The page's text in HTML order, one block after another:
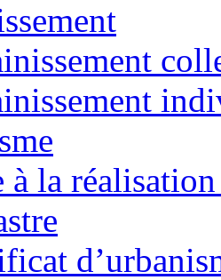
à la réalisation